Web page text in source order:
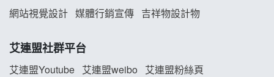
網站視覺設計 媒體行銷宣傳 吉祥物設計物
艾連盟社群平台
艾連盟Youtube 艾連盟weibo
艾連盟粉絲頁